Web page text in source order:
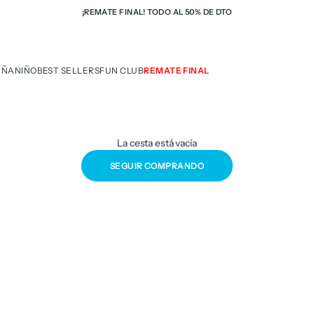
¡REMATE FINAL! TODO AL 50% DE DTO
NIÑOBEST SELLERSFUN CLUBREMATE FINAL
La cesta está vacía
SEGUIR COMPRANDO